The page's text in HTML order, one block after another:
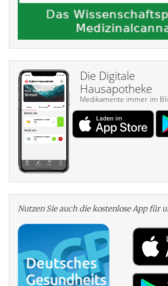
Die Digitale
Hausapotheke
Medikamente immer im
Nutzen Sie auch die kosten­lose App für